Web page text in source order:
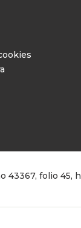
43367, folio 45,